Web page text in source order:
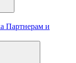
Партнерам и